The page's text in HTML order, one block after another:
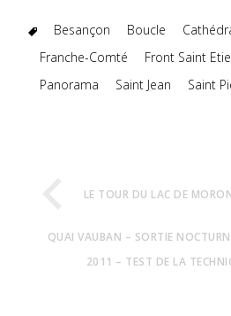
Besançon Boucle
Franche-Comté
Front Saint
Panorama
Saint Jean Saint
LE TOUR DU LAC DE
QUAI VAUBAN – SORTIE
2011 – TEST DE LA